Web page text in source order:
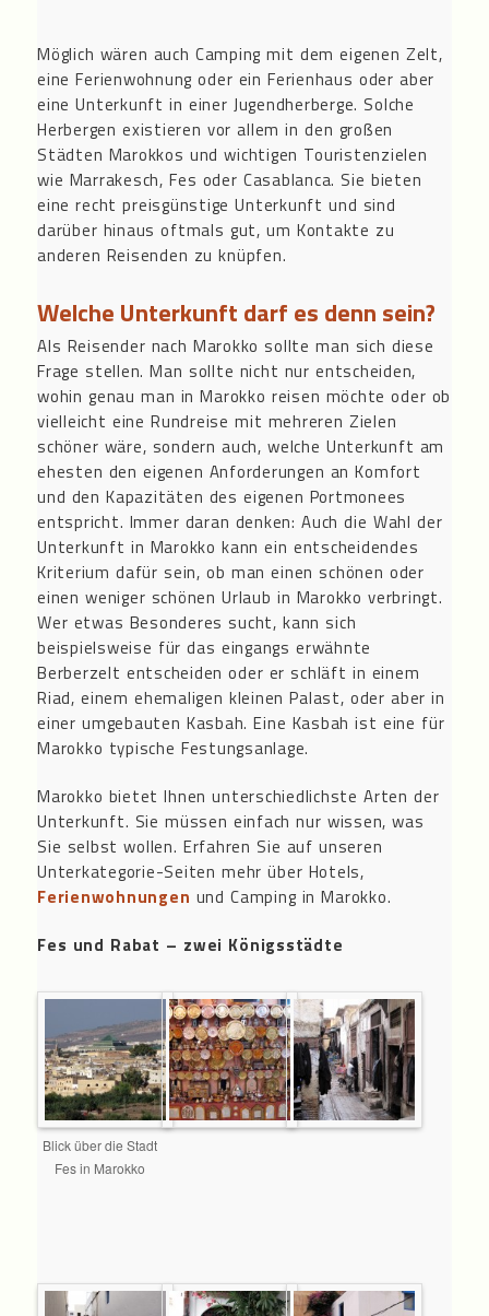
Möglich wären auch Camping mit dem eigenen Zelt,
eine Ferienwohnung oder ein Ferienhaus oder aber
eine Unterkunft in einer Jugendherberge. Solche
Herbergen existieren vor allem in den großen
Städten Marokkos und wichtigen Touristenzielen
wie Marrakesch, Fes oder Casablanca. Sie bieten
eine recht preisgünstige Unterkunft und sind
darüber hinaus oftmals gut, um Kontakte zu
anderen Reisenden zu knüpfen.
Welche Unterkunft darf es denn sein?
Als Reisender nach Marokko sollte man sich diese
Frage stellen. Man sollte nicht nur entscheiden,
wohin genau man in Marokko reisen möchte oder ob
vielleicht eine Rundreise mit mehreren Zielen
schöner wäre, sondern auch, welche Unterkunft am
ehesten den eigenen Anforderungen an Komfort
und den Kapazitäten des eigenen Portmonees
entspricht. Immer daran denken: Auch die Wahl der
Unterkunft in Marokko kann ein entscheidendes
Kriterium dafür sein, ob man einen schönen oder
einen weniger schönen Urlaub in Marokko verbringt.
Wer etwas Besonderes sucht, kann sich
beispielsweise für das eingangs erwähnte
Berberzelt entscheiden oder er schläft in einem
Riad, einem ehemaligen kleinen Palast, oder aber in
einer umgebauten Kasbah. Eine Kasbah ist eine für
Marokko typische Festungsanlage.
Marokko bietet Ihnen unterschiedlichste Arten der
Unterkunft. Sie müssen einfach nur wissen, was
Sie selbst wollen. Erfahren Sie auf unseren
Unterkategorie-Seiten mehr über Hotels,
Ferienwohnungen und Camping in Marokko.
Fes und Rabat – zwei Königsstädte
Blick über die Stadt
Fes in Marokko